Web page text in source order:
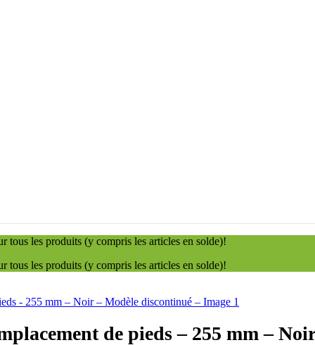
les produits (y compris les articles en solde)!
les produits (y compris les articles en solde)!
de pieds – 255 mm –